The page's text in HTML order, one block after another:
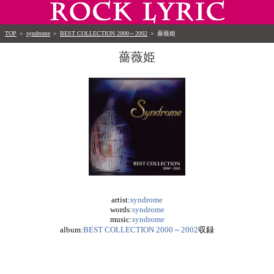
TOP ＞ syndrome ＞ BEST COLLECTION 2000～2002 ＞ 薔薇姫
薔薇姫
artist:syndrome
words:syndrome
music:syndrome
album:BEST COLLECTION 2000～2002収録